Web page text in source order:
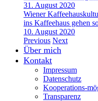
31. August 2020
Wiener
ins Kaffeehaus gehen
10. August 2020
Previous Next
Über mich
Kontakt
Impressum
Datenschutz
Kooperations-
Transparenz